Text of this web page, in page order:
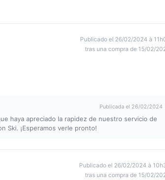
Publicado el 26/02/2024 à
tras una compra de 15/02/
Publicada el 26/02/2024
haya apreciado la rapidez de nuestro servicio de
Ski. ¡Esperamos verle pronto!
Publicado el 26/02/2024 à
tras una compra de 15/02/